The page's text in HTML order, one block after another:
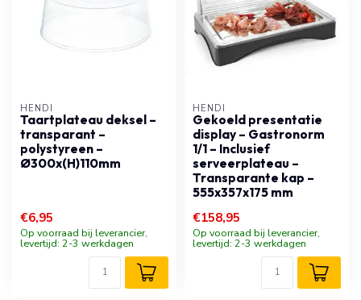
HENDI
Taartplateau deksel –
transparant –
polystyreen –
Ø300x(H)110mm
€6,95
Op voorraad bij leverancier,
levertijd: 2-3 werkdagen
HENDI
Gekoeld presentatie
display – Gastronorm
1/1 – Inclusief
serveerplateau –
Transparante kap –
555x357x175 mm
€158,95
Op voorraad bij leverancier,
levertijd: 2-3 werkdagen